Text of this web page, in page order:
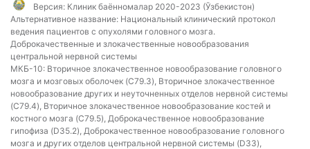
Версия: Клиник баённомалар 2020-2023 (Ўзбекистон)
Альтернативное название: Национальный клинический протокол
ведения пациентов с опухолями головного мозга.
Доброкачественные и злокачественные новообразования
центральной нервной системы
МКБ-10: Вторичное злокачественное новообразование головного
мозга и мозговых оболочек (C79.3), Вторичное злокачественное
новообразование других и неуточненных отделов нервной системы
(C79.4), Вторичное злокачественное новообразование костей и
костного мозга (C79.5), Доброкачественное новообразование
гипофиза (D35.2), Доброкачественное новообразование головного
мозга и других отделов центральной нервной системы (D33),